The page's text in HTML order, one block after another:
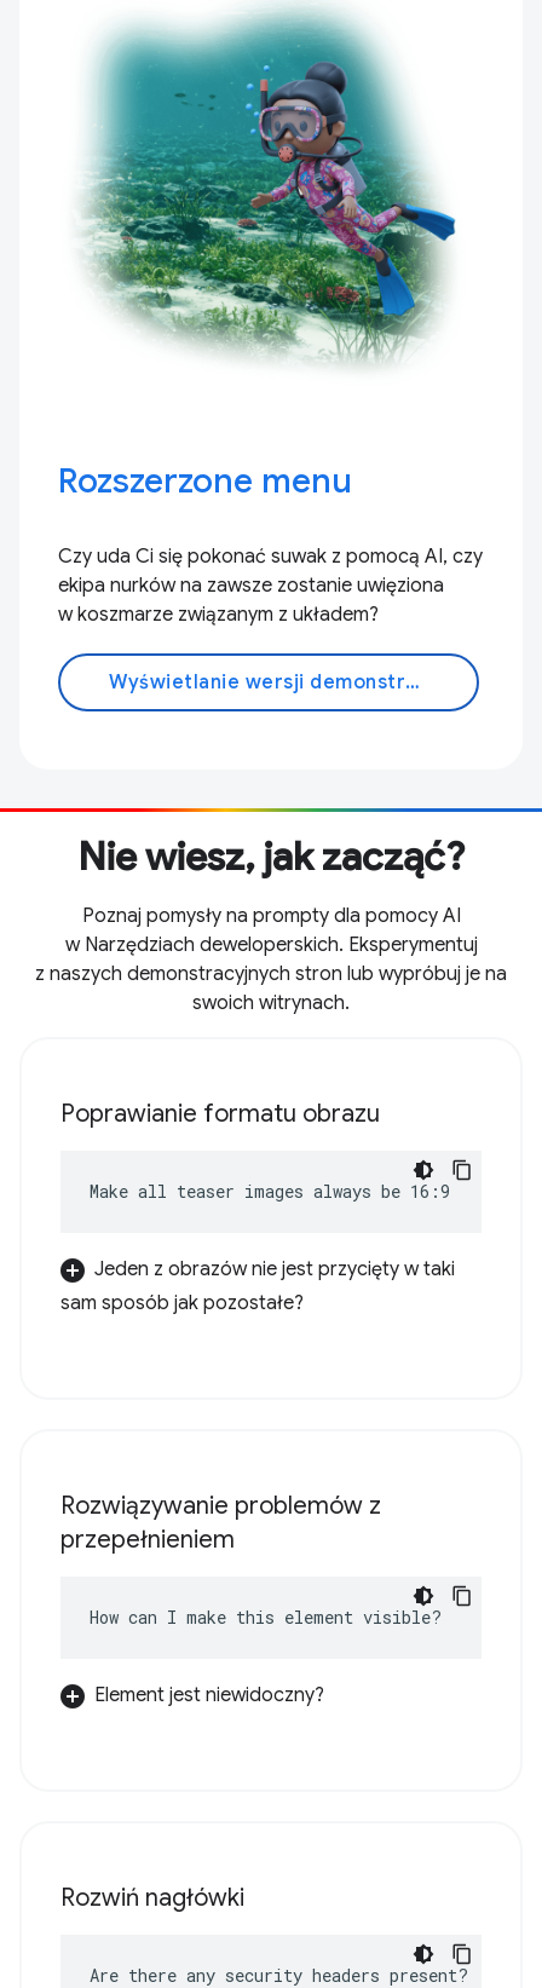
Rozszerzone menu
Czy uda Ci się pokonać suwak z pomocą AI, czy
ekipa nurków na zawsze zostanie uwięziona
w koszmarze związanym z układem?
Wyświetlanie wersji demonstracyjnej
Nie wiesz, jak zacząć?
Poznaj pomysły na prompty dla pomocy AI
w Narzędziach deweloperskich. Eksperymentuj
z naszych demonstracyjnych stron lub wypróbuj je na
swoich witrynach.
Poprawianie formatu obrazu
Make all teaser images always be 16:9
Jeden z obrazów nie jest przycięty w taki
sam sposób jak pozostałe?
Rozwiązywanie problemów z
przepełnieniem
How can I make this element visible?
Element jest niewidoczny?
Rozwiń nagłówki
Are there any security headers present?